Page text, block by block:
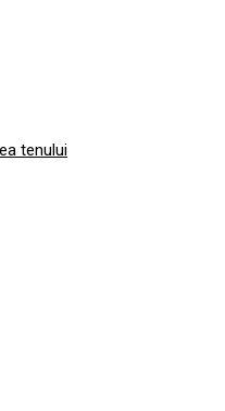
tenului